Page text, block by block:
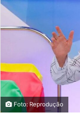
Foto: Reprodução